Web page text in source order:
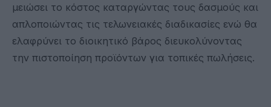
μειώσει το κόστος καταργώντας τους δασμούς και
απλοποιώντας τις τελωνειακές διαδικασίες ενώ θα
ελαφρύνει το διοικητικό βάρος διευκολύνοντας
την πιστοποίηση προϊόντων για τοπικές πωλήσεις.